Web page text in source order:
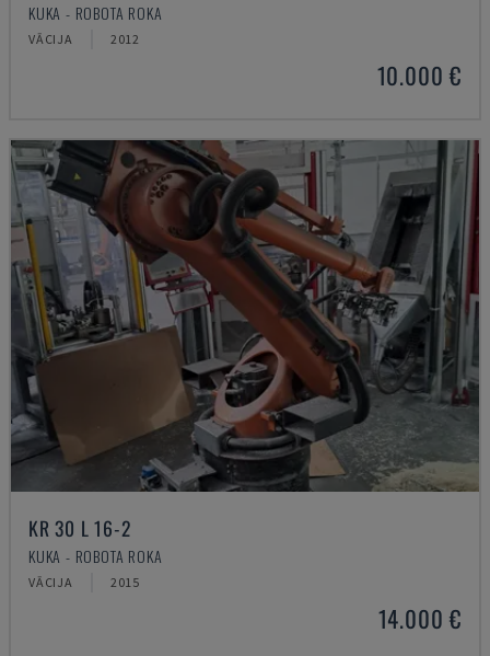
KUKA - ROBOTA ROKA
VĀCIJA 2012
10.000 €
KR 30 L 16-2
KUKA - ROBOTA ROKA
VĀCIJA 2015
14.000 €